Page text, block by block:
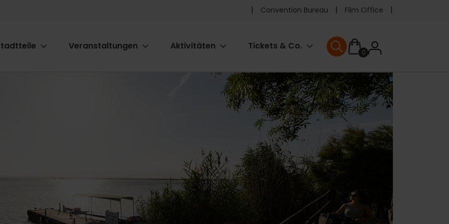
Pre
header
Convention Bureau Film Office
Veranstaltungen Aktivitäten Tickets & Co.
0User
menu
User menu